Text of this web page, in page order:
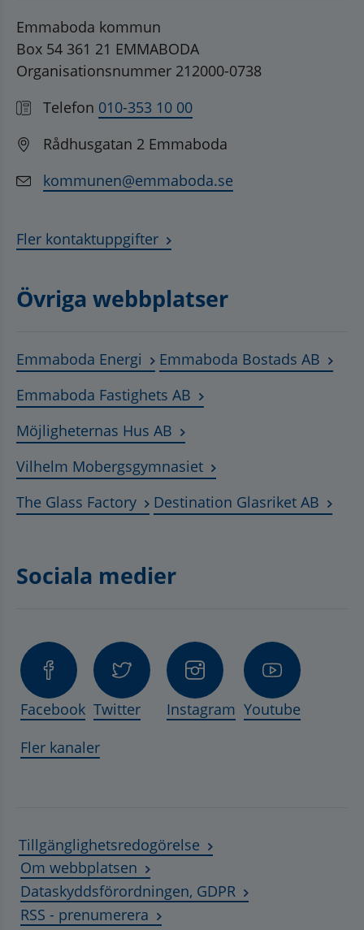
Emmaboda kommun
Box 54 361 21 EMMABODA
Organisationsnummer 212000-0738
Telefon 010-353 10 00
Rådhusgatan 2 Emmaboda
kommunen@emmaboda.se
Fler kontaktuppgifter
Övriga webbplatser
Emmaboda Energi Länk till annan webbplats,
Emmaboda Bostads AB
Emmaboda Fastighets AB Länk till annan
Möjligheternas Hus AB Länk till annan webbplats,
Vilhelm MobergsgymnasietLänk till annan
The Glass FactoryLänk till annan webbplats,
Destination Glasriket AB
Sociala medier
Facebook Twitter Instagram Youtube
Fler kanaler
Tillgänglighetsredogörelse
Om webbplatsen
Dataskyddsförordningen, GDPR
RSS - prenumerera